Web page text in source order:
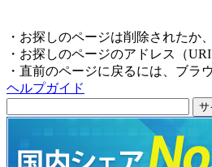
・お探しのページは削除されたか
・お探しのページのアドレス（
・直前のページに戻るには、ブラ
ヘルプガイド